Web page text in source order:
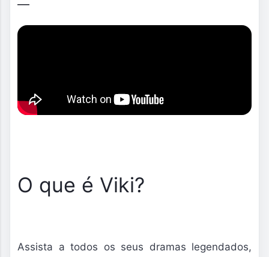
O que é Viki?
Assista a todos os seus dramas legendados,